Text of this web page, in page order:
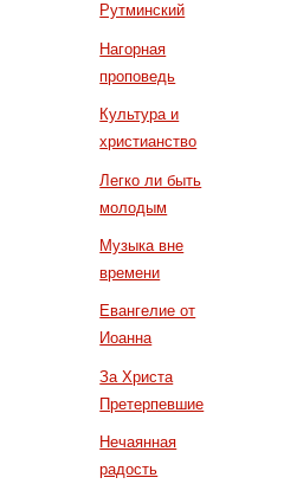
Рутминский
Нагорная
проповедь
Культура и
христианство
Легко ли быть
молодым
Музыка вне
времени
Евангелие от
Иоанна
За Христа
Претерпевшие
Нечаянная
радость